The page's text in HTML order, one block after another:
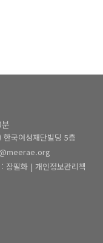
국여성재단빌딩 5층
장필화 | 개인정보관리책